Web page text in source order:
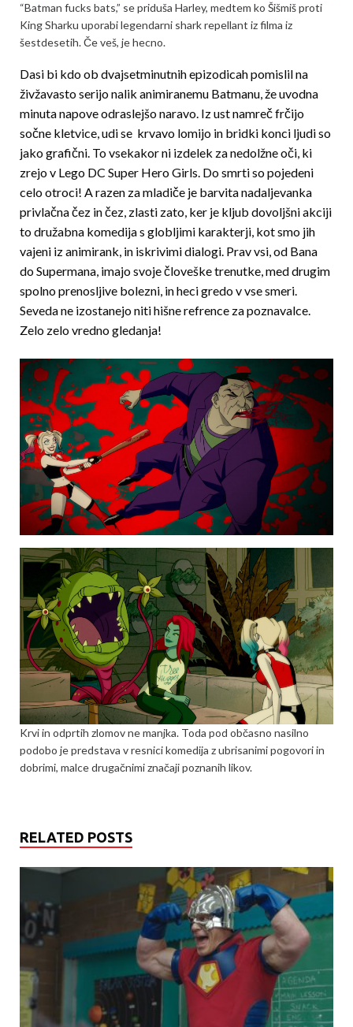
“Batman fucks bats,” se priduša Harley, medtem ko Šišmiš proti
King Sharku uporabi legendarni shark repellant iz filma iz
šestdesetih. Če veš, je hecno.
Dasi bi kdo ob dvajsetminutnih epizodicah pomislil na
živžavasto serijo nalik animiranemu Batmanu, že uvodna
minuta napove odraslejšo naravo. Iz ust namreč frčijo
sočne kletvice, udi se krvavo lomijo in bridki konci ljudi so
jako grafični. To vsekakor ni izdelek za nedolžne oči, ki
zrejo v Lego DC Super Hero Girls. Do smrti so pojedeni
celo otroci! A razen za mladiče je barvita nadaljevanka
privlačna čez in čez, zlasti zato, ker je kljub dovoljšni akciji
to družabna komedija s globljimi karakterji, kot smo jih
vajeni iz animirank, in iskrivimi dialogi. Prav vsi, od Bana
do Supermana, imajo svoje človeške trenutke, med drugim
spolno prenosljive bolezni, in heci gredo v vse smeri.
Seveda ne izostanejo niti hišne refrence za poznavalce.
Zelo zelo vrednogledanja!
Krvi in odprtih zlomov ne manjka. Toda pod občasno nasilno
podobo je predstava v resnici komedija z ubrisanimi pogovori in
dobrimi, malce drugačnimi značaji poznanih likov.
RELATED POSTS